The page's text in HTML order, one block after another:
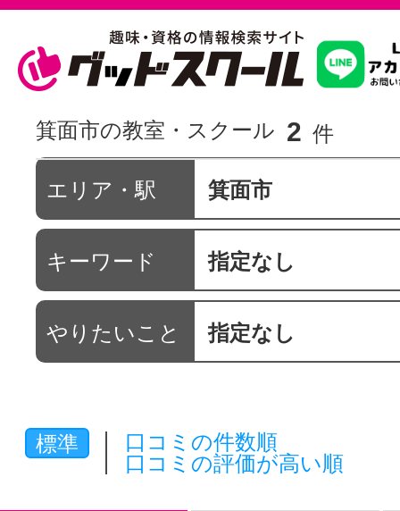
習いたいこ
スクールを
駅・路線か
通信講座を
体験レッス
箕面市の教室・スクール 2 件
エリア・駅 箕面市
キーワード 指定なし
やりたいこと 指定なし
標準
口コミの件数順
口コミの評価が高い順